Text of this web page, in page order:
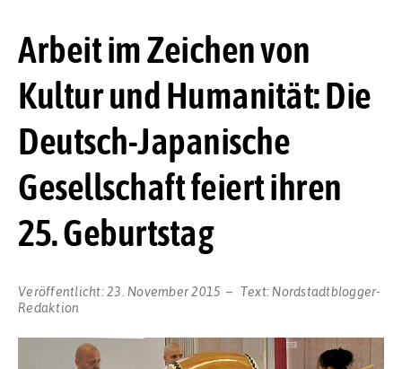
Arbeit im Zeichen von
Kultur und Humanität: Die
Deutsch-Japanische
Gesellschaft feiert ihren
25. Geburtstag
Veröffentlicht:23. November 2015 Text: Nordstadtblogger-
Redaktion